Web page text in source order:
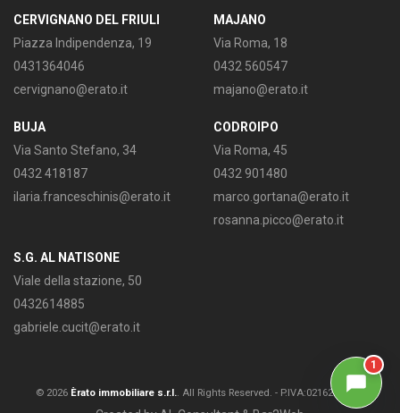
CERVIGNANO DEL FRIULI
Piazza Indipendenza, 19
0431364046
cervignano@erato.it
MAJANO
Via Roma, 18
0432 560547
majano@erato.it
BUJA
Via Santo Stefano, 34
0432 418187
ilaria.franceschinis@erato.it
CODROIPO
Via Roma, 45
0432 901480
marco.gortana@erato.it
rosanna.picco@erato.it
S.G. AL NATISONE
Viale della stazione, 50
0432614885
gabriele.cucit@erato.it
© 2026 Èrato immobiliare s.r.l.. All Rights Reserved. - P.IVA:02162730309
1